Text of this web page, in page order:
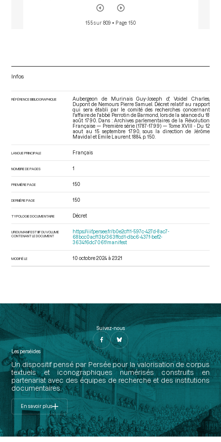
155 sur 809 • Page 150
Infos
RÉFÉRENCE BIBLIOGRAPHIQUE
Aubergeon de Murinais Guy-Joseph d', Voidel Charles,
Dupont de Nemours Pierre Samuel. Décret relatif au rapport
qui sera établi par le comité des recherches concernant
l'affaire de l'abbé Perrotin de Barmond, lors de la séance du 18
août 1790. Dans : Archives parlementaires de la Révolution
Française — Première série (1787-1799) — Tome XVIII - Du 12
aout au 15 septembre 1790 , sous la direction de Jérôme
Mavidal et Emile Laurent. 1884. p. 150.
LANGUE PRINCIPALE Français
NOMBRE DE PAGES 1
PREMIÈRE PAGE 150
DERNIÈRE PAGE 150
TYPOLOGIE DOCUMENTAIRE Décret
URI DU MANIFEST IIIF DU VOLUME
CONTENANT LE DOCUMENT
https://iiif.persee.fr/b0e2cf11-597c-427d-8ac7-
68bcc0acf13b/363ffcd1-dbc6-437f-bef2-
3634f6dc706f/manifest
MODIFIÉ LE 10 octobre 2024 à 23:21
Suivez-nous
Les perséides
Un dispositif pensé par Persée pour la valorisation de corpus
textuels et iconographiques numérisés construits en
partenariat avec des équipes de recherche et des institutions
documentaires.
En savoir plus